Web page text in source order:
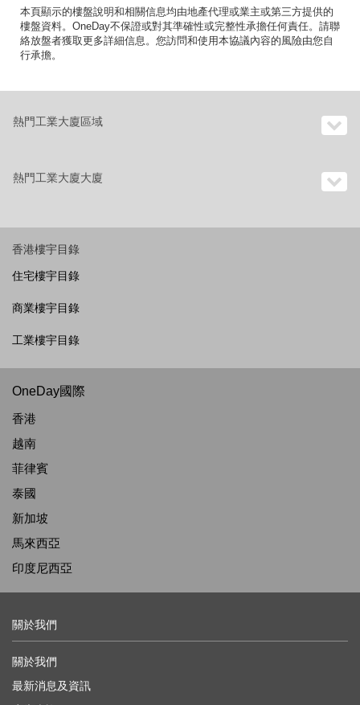
本頁顯示的樓盤說明和相關信息均由地產代理或業主或第三方提供的
樓盤資料。OneDay不保證或對其準確性或完整性承擔任何責任。請聯
絡放盤者獲取更多詳細信息。您訪問和使用本協議內容的風險由您自
行承擔。
熱門工業大廈區域
熱門工業大廈大廈
香港樓宇目錄
住宅樓宇目錄
商業樓宇目錄
工業樓宇目錄
OneDay國際
香港
越南
菲律賓
泰國
新加坡
馬來西亞
印度尼西亞
關於我們
關於我們
最新消息及資訊